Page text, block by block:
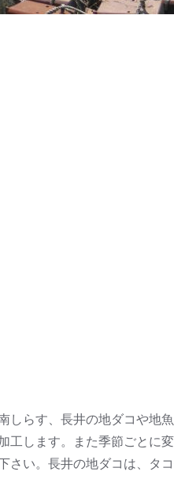
しらす、長井の地ダコや地
します。また季節ごとに
い。長井の地ダコは、タ